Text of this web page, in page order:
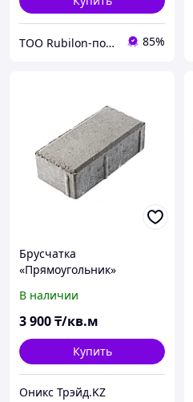
ТОО Rubilon-поставщик №1 85%
Брусчатка
«Прямоугольник»
серый
В наличии
3 900₸/кв.м
Купить
Оникс Трэйд.KZ